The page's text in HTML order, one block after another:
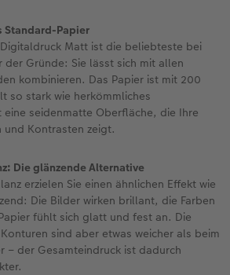
Standard-Papier
Matt ist die beliebteste bei
der Gründe: Sie lässt sich mit allen
kombinieren. Das Papier ist mit 200
so stark wie herkömmliches
seidenmatte Oberfläche, die Ihre
und Kontrasten zeigt.
Die glänzende Alternative
erzielen Sie einen ähnlichen Effekt wie
Die Bilder wirken brillant, die Farben
fühlt sich glatt und fest an. Die
sind aber etwas weicher als beim
– der Gesamteindruck ist dadurch